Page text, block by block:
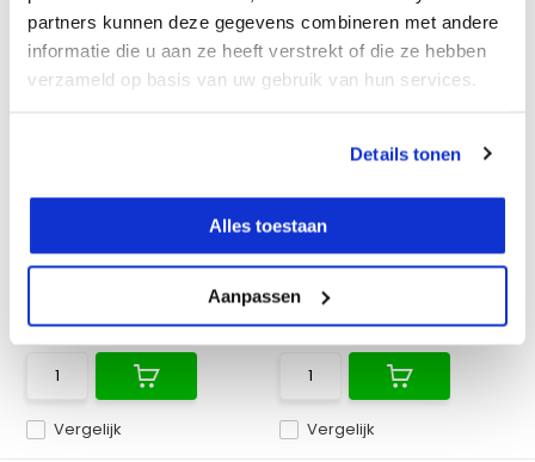
partners kunnen deze gegevens combineren met andere
informatie die u aan ze heeft verstrekt of die ze hebben
verzameld op basis van uw gebruik van hun services.
Details tonen
Alles toestaan
Aanpassen
Volledige multimeter voor
Vergelijk
Op voorraad
€ 68,99Incl. btw
Futech EASY LL4205
Lijnlaser Groen
Splinternieuwe, compacte
groene lijnlaser van Fu...
Vergelijk
Op voorraad
€ 89,-
€ 107,69Incl. btw